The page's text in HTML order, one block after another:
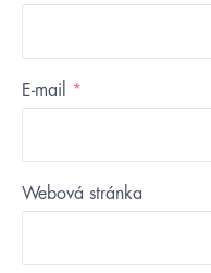
E-mail *
Webová stránka